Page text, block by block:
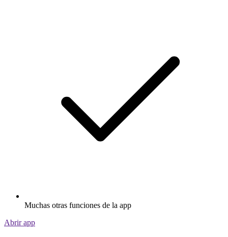
Muchas otras funciones de la app
Abrir app